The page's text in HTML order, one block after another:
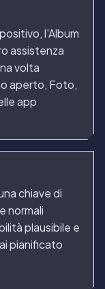
l'Album
assistenza
volta
aperto, Foto,
app
chiave di
normali
plausibile e
pianificato